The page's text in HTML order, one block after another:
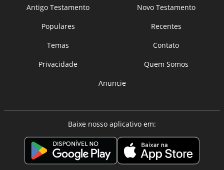
Antigo Testamento
Novo Testamento
Populares
Recentes
Temas
Contato
Privacidade
Quem Somos
Anuncie
Baixe nosso aplicativo em: